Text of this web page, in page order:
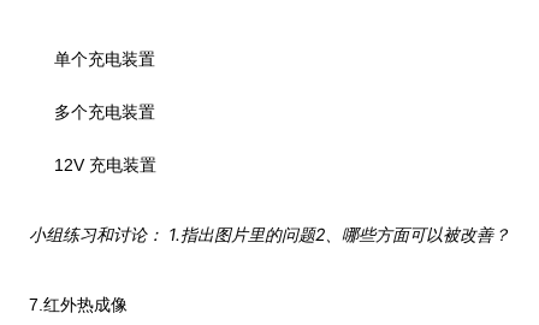
单个充电装置
多个充电装置
12V 充电装置
小组练习和讨论： 1.指出图片里的问题2 、哪些方面可以被改善？
7. 红外热成像